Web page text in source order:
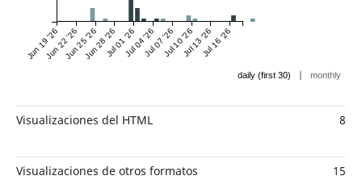
Jun 19 '26Jun 22 '26Jun 25 '26Jun 28 '26Jul 01 '26Jul 04 '26Jul 07 '26Jul 10 '26Jul 13 '26Jul 16 '26
daily (first 30) | monthly
Visualizaciones del HTML 8
Visualizaciones de otros formatos 15